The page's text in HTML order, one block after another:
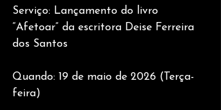
Serviço: Lançamento do livro
“Afetoar” da escritora Deise Ferreira
dos Santos
Quando: 19 de maio de 2026 (Terça-
feira)